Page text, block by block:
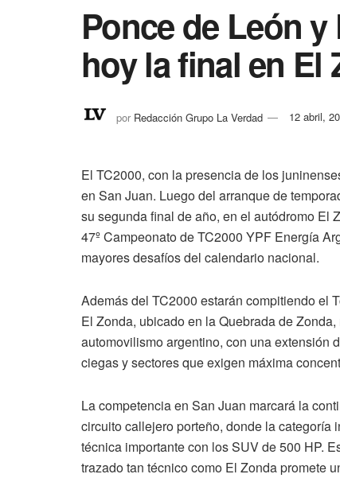
Ponce de León
hoy la final en El
por Redacción Grupo La Verdad 12 abril,
El TC2000, con la presencia de los
en San Juan. Luego del arranque de
su segunda final de año, en el autódromo El
47º Campeonato de TC2000 YPF Energía
mayores desafíos del calendario nacional.
Además del TC2000 estarán compitiendo el
El Zonda, ubicado en la Quebrada de
automovilismo argentino, con una extensión
ciegas y sectores que exigen máxima
La competencia en San Juan marcará la
circuito callejero porteño, donde la categoría
técnica importante con los SUV de 500 HP.
trazado tan técnico como El Zonda promete